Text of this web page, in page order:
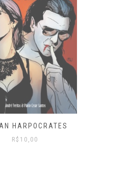
HARPOCRATES
R$ 10,00